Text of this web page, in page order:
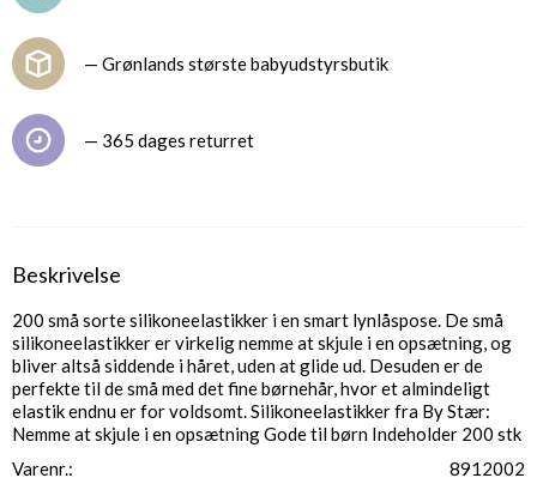
— Grønlands største babyudstyrsbutik
— 365 dages returret
Beskrivelse
200 små sorte silikoneelastikker i en smart lynlåspose. De små
silikoneelastikker er virkelig nemme at skjule i en opsætning, og
bliver altså siddende i håret, uden at glide ud. Desuden er de
perfekte til de små med det fine børnehår, hvor et almindeligt
elastik endnu er for voldsomt. Silikoneelastikker fra By Stær:
Nemme at skjule i en opsætning Gode til børn Indeholder 200 stk
Varenr.
8912002